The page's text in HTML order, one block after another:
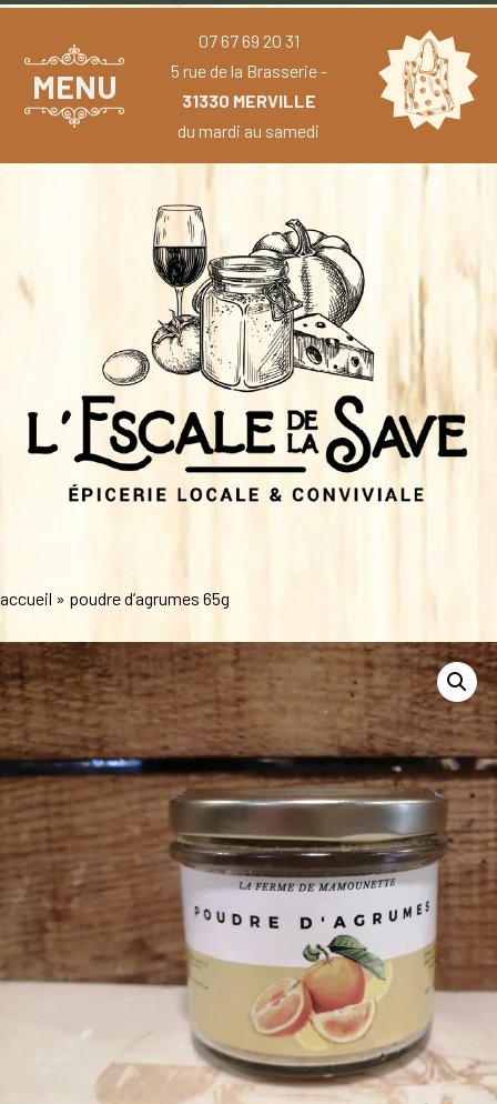
MENU
07 67 69 20 31
5 rue de la Brasserie -
31330 MERVILLE
du mardi au samedi
accueil » poudre d’agrumes 65g